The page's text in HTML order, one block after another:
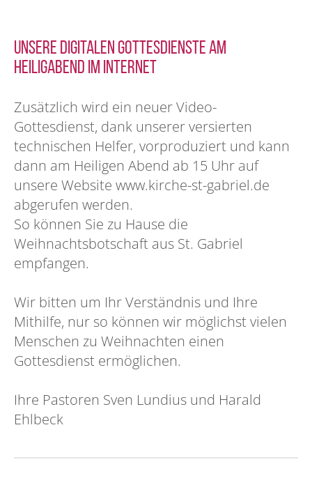
Unsere digitalen Gottesdienste am
Heiligabend im Internet
Zusätzlich wird ein neuer Video-
Gottesdienst, dank unserer versierten
technischen Helfer, vorproduziert und kann
dann am Heiligen Abend ab 15 Uhr auf
unsere Website www.kirche-st-gabriel.de
abgerufen werden.
So können Sie zu Hause die
Weihnachtsbotschaft aus St. Gabriel
empfangen.
Wir bitten um Ihr Verständnis und Ihre
Mithilfe, nur so können wir möglichst vielen
Menschen zu Weihnachten einen
Gottesdienst ermöglichen.
Ihre Pastoren Sven Lundius und Harald
Ehlbeck